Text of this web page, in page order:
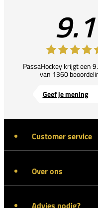
9.1
PassaHockey krijgt een
van 1360
Geef je mening
Customer service
Over ons
Advies nodig?